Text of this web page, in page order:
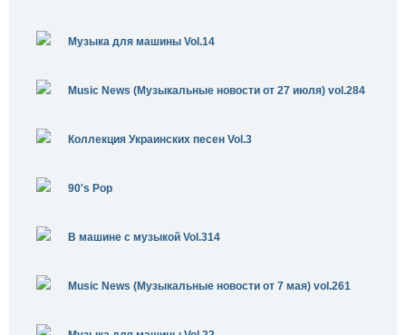
Музыка для машины Vol.14
Music News (Музыкальные новости от 27 июля) vol.284
Коллекция Украинских песен Vol.3
90's Pop
В машине с музыкой Vol.314
Music News (Музыкальные новости от 7 мая) vol.261